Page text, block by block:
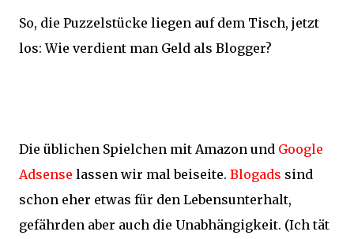
So, die Puzzelstücke liegen auf dem Tisch, jetzt
los: Wie verdient man Geld als Blogger?
Die üblichen Spielchen mit Amazon und Google
Adsense lassen wir mal beiseite. Blogads sind
schon eher etwas für den Lebensunterhalt,
gefährden aber auch die Unabhängigkeit. (Ich tät